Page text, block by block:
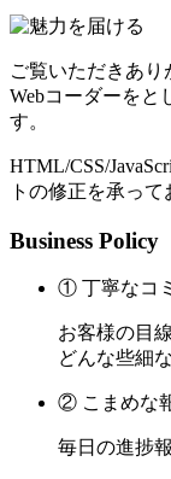
ご覧いただきあり
Webコーダーをと
す。
HTML/CSS/
トの修正を承って
Business Policy
① 丁寧なコ
お客様の目
どんな些細
② こまめな
毎日の進捗